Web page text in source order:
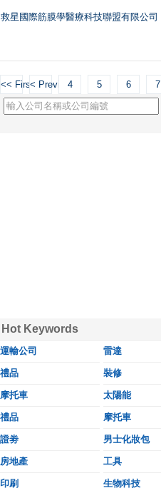
救星國際筋膜學醫療科技聯盟有限公司
<< First< Previous
4 5 6 7
Hot Keywords
運輸公司 雷達
禮品 裝修
摩托車 太陽能
禮品 摩托車
證劵 男士化妝包
房地產 工具
印刷 生物科技